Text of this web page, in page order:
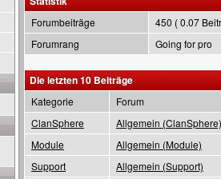
Forumbeiträge
450 ( 0.07
Forumrang
Going for pro
Die letzten 10 Beiträge
Kategorie
Forum
ClanSphere
Allgemein (ClanSphere)
Module
Allgemein (Module)
Support
Allgemein (Support)